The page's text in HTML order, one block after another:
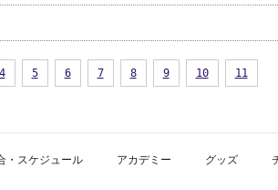
4 5 6 7 8 9 10 11
・スケジュール アカデミー グッズ